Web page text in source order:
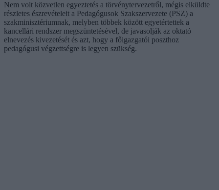
Nem volt közvetlen egyeztetés a törvénytervezetről, mégis elküldte
részletes észrevételeit a Pedagógusok Szakszervezete (PSZ) a
szakminisztériumnak, melyben többek között egyetértettek a
kancellári rendszer megszüntetésével, de javasolják az oktató
elnevezés kivezetését és azt, hogy a főigazgatói poszthoz
pedagógusi végzettségre is legyen szükség.